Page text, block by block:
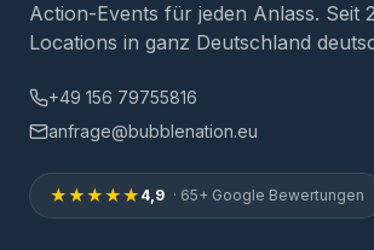
Action-Events für jeden Anlass. Seit
Locations in ganz Deutschland
+49 156 79755816
anfrage@bubblenation.eu
★★★★★ 4,9 · 65+ Google Bewertungen